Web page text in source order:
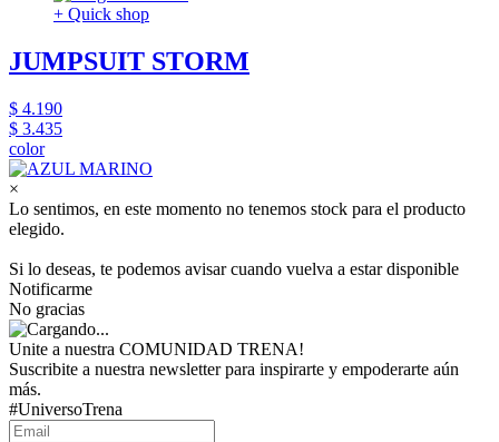
+ Quick shop
JUMPSUIT STORM
$ 4.190
$ 3.435
color
×
Lo sentimos, en este momento no tenemos stock para el producto
elegido.
Si lo deseas, te podemos avisar cuando vuelva a estar disponible
Notificarme
No gracias
Unite a nuestra COMUNIDAD TRENA!
Suscribite a nuestra newsletter para inspirarte y empoderarte aún
más.
#UniversoTrena